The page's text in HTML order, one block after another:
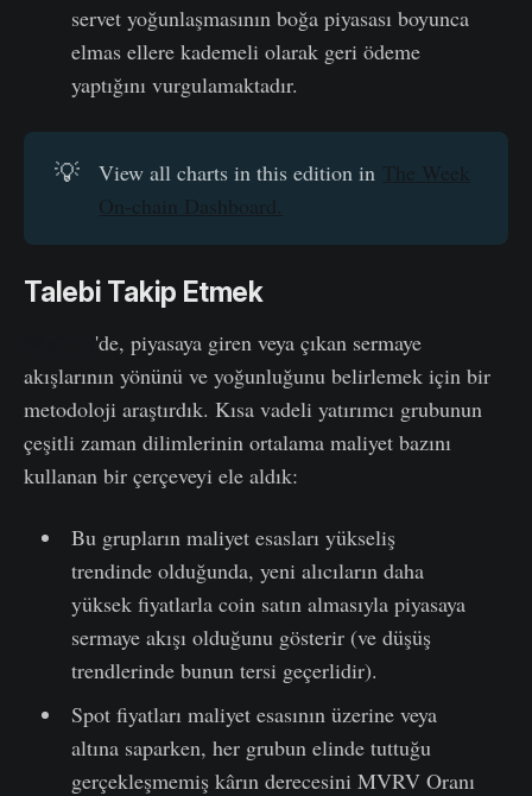
servet yoğunlaşmasının boğa piyasası boyunca
elmas ellere kademeli olarak geri ödeme
yaptığını vurgulamaktadır.
💡 View all charts in this edition in The Week
On-chain Dashboard.
Talebi Takip Etmek
'de, piyasaya giren veya çıkan sermaye
akışlarının yönünü ve yoğunluğunu belirlemek için bir
metodoloji araştırdık. Kısa vadeli yatırımcı grubunun
çeşitli zaman dilimlerinin ortalama maliyet bazını
kullanan bir çerçeveyi ele aldık:
Bu grupların maliyet esasları yükseliş
trendinde olduğunda, yeni alıcıların daha
yüksek fiyatlarla coin satın almasıyla piyasaya
sermaye akışı olduğunu gösterir (ve düşüş
trendlerinde bunun tersi geçerlidir).
Spot fiyatları maliyet esasının üzerine veya
altına saparken, her grubun elinde tuttuğu
gerçekleşmemiş kârın derecesini MVRV Oranı